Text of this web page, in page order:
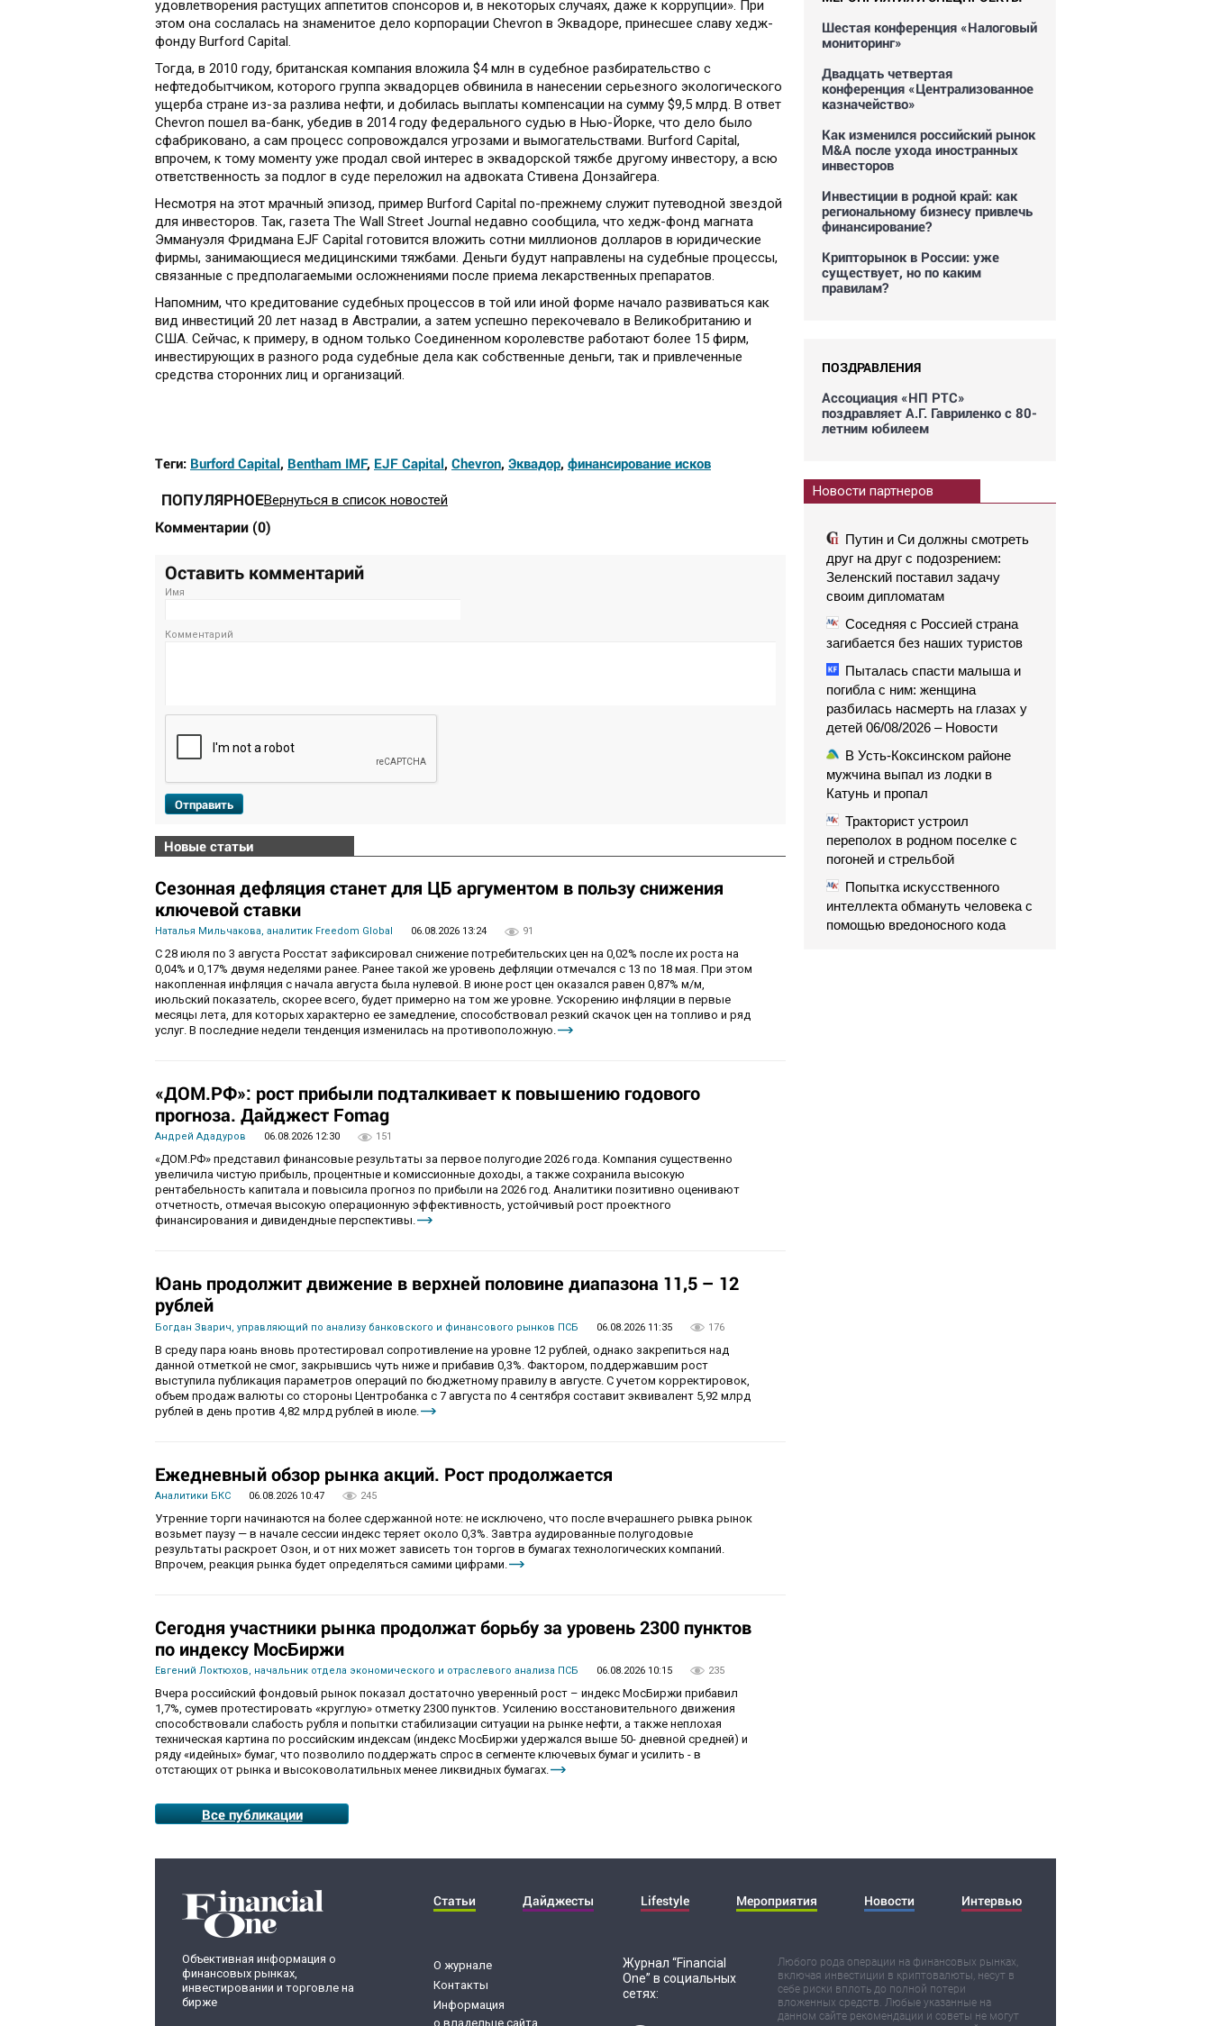
удовлетворения растущих аппетитов спонсоров и, в некоторых случаях, даже к коррупции». При
этом она сослалась на знаменитое дело корпорации Chevron в Эквадоре, принесшее славу хедж-
фонду Burford Capital.
Тогда, в 2010 году, британская компания вложила $4 млн в судебное разбирательство с
нефтедобытчиком, которого группа эквадорцев обвинила в нанесении серьезного экологического
ущерба стране из-за разлива нефти, и добилась выплаты компенсации на сумму $9,5 млрд. В ответ
Chevron пошел ва-банк, убедив в 2014 году федерального судью в Нью-Йорке, что дело было
сфабриковано, а сам процесс сопровождался угрозами и вымогательствами. Burford Capital,
впрочем, к тому моменту уже продал свой интерес в эквадорской тяжбе другому инвестору, а всю
ответственность за подлог в суде переложил на адвоката Стивена Донзайгера.
Несмотря на этот мрачный эпизод, пример Burford Capital по-прежнему служит путеводной звездой
для инвесторов. Так, газета The Wall Street Journal недавно сообщила, что хедж-фонд магната
Эммануэля Фридмана EJF Capital готовится вложить сотни миллионов долларов в юридические
фирмы, занимающиеся медицинскими тяжбами. Деньги будут направлены на судебные процессы,
связанные с предполагаемыми осложнениями после приема лекарственных препаратов.
Напомним, что кредитование судебных процессов в той или иной форме начало развиваться как
вид инвестиций 20 лет назад в Австралии, а затем успешно перекочевало в Великобританию и
США. Сейчас, к примеру, в одном только Соединенном королевстве работают более 15 фирм,
инвестирующих в разного рода судебные дела как собственные деньги, так и привлеченные
средства сторонних лиц и организаций.
Теги: Burford Capital, Bentham IMF, EJF Capital, Chevron, Эквадор, финансирование исков
ПОПУЛЯРНОЕВернуться в список новостей
Комментарии (0)
Оставить комментарий
Имя
Комментарий
Отправить
Новые статьи
Сезонная дефляция станет для ЦБ аргументом в пользу снижения
ключевой ставки
Наталья Мильчакова, аналитик Freedom Global 06.08.2026 13:24 91
С 28 июля по 3 августа Росстат зафиксировал снижение потребительских цен на 0,02% после их роста на
0,04% и 0,17% двумя неделями ранее. Ранее такой же уровень дефляции отмечался с 13 по 18 мая. При этом
накопленная инфляция с начала августа была нулевой. В июне рост цен оказался равен 0,87% м/м,
июльский показатель, скорее всего, будет примерно на том же уровне. Ускорению инфляции в первые
месяцы лета, для которых характерно ее замедление, способствовал резкий скачок цен на топливо и ряд
услуг. В последние недели тенденция изменилась на противоположную.
«ДОМ.РФ»: рост прибыли подталкивает к повышению годового
прогноза. Дайджест Fomag
Андрей Ададуров 06.08.2026 12:30 151
«ДОМ.РФ» представил финансовые результаты за первое полугодие 2026 года. Компания существенно
увеличила чистую прибыль, процентные и комиссионные доходы, а также сохранила высокую
рентабельность капитала и повысила прогноз по прибыли на 2026 год. Аналитики позитивно оценивают
отчетность, отмечая высокую операционную эффективность, устойчивый рост проектного
финансирования и дивидендные перспективы.
Юань продолжит движение в верхней половине диапазона 11,5 – 12
рублей
Богдан Зварич, управляющий по анализу банковского и финансового рынков ПСБ 06.08.2026 11:35 176
В среду пара юань вновь протестировал сопротивление на уровне 12 рублей, однако закрепиться над
данной отметкой не смог, закрывшись чуть ниже и прибавив 0,3%. Фактором, поддержавшим рост
выступила публикация параметров операций по бюджетному правилу в августе. С учетом корректировок,
объем продаж валюты со стороны Центробанка с 7 августа по 4 сентября составит эквивалент 5,92 млрд
рублей в день против 4,82 млрд рублей в июле.
Ежедневный обзор рынка акций. Рост продолжается
Аналитики БКС 06.08.2026 10:47 245
Утренние торги начинаются на более сдержанной ноте: не исключено, что после вчерашнего рывка рынок
возьмет паузу — в начале сессии индекс теряет около 0,3%. Завтра аудированные полугодовые
результаты раскроет Озон, и от них может зависеть тон торгов в бумагах технологических компаний.
Впрочем, реакция рынка будет определяться самими цифрами.
Сегодня участники рынка продолжат борьбу за уровень 2300 пунктов
по индексу МосБиржи
Евгений Локтюхов, начальник отдела экономического и отраслевого анализа ПСБ 06.08.2026 10:15 235
Вчера российский фондовый рынок показал достаточно уверенный рост – индекс МосБиржи прибавил
1,7%, сумев протестировать «круглую» отметку 2300 пунктов. Усилению восстановительного движения
способствовали слабость рубля и попытки стабилизации ситуации на рынке нефти, а также неплохая
техническая картина по российским индексам (индекс МосБиржи удержался выше 50- дневной средней) и
ряду «идейных» бумаг, что позволило поддержать спрос в сегменте ключевых бумаг и усилить - в
отстающих от рынка и высоковолатильных менее ликвидных бумагах.
Все публикации
Шестая конференция «Налоговый
мониторинг»
Двадцать четвертая
конференция «Централизованное
казначейство»
Как изменился российский рынок
M&A после ухода иностранных
инвесторов
Инвестиции в родной край: как
региональному бизнесу привлечь
финансирование?
Крипторынок в России: уже
существует, но по каким
правилам?
ПОЗДРАВЛЕНИЯ
Ассоциация «НП РТС»
поздравляет А.Г. Гавриленко с 80-
летним юбилеем
Новости партнеров
Путин и Си должны смотреть
друг на друг с подозрением:
Зеленский поставил задачу
своим дипломатам
Соседняя с Россией страна
загибается без наших туристов
Пыталась спасти малыша и
погибла с ним: женщина
разбилась насмерть на глазах у
детей 06/08/2026 – Новости
В Усть-Коксинском районе
мужчина выпал из лодки в
Катунь и пропал
Тракторист устроил
переполох в родном поселке с
погоней и стрельбой
Попытка искусственного
интеллекта обмануть человека с
помощью вредоносного кода
Объективная информация о
финансовых рынках,
инвестировании и торговле на
бирже
Статьи Дайджесты Lifestyle Мероприятия Новости Интервью
О журнале
Контакты
Информация
о владельце сайта
Журнал “Financial
One” в социальных
сетях:
Любого рода операции на финансовых рынках,
включая инвестиции в криптовалюты, несут в
себе риски вплоть до полной потери
вложенных средств. Любые указанные на
данном сайте рекомендации и советы не могут